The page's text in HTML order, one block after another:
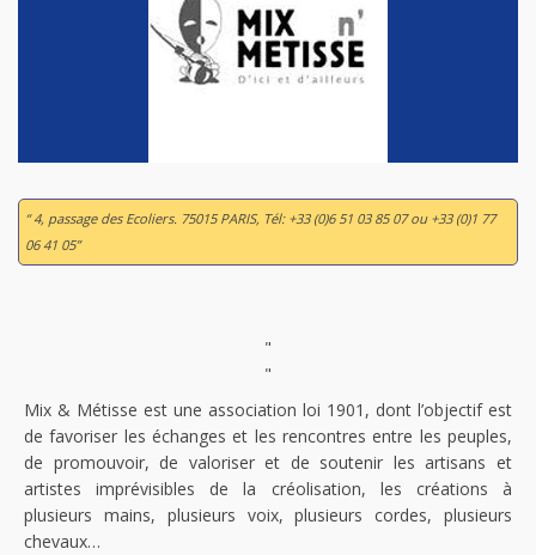
“ 4, passage des Ecoliers. 75015 PARIS, Tél: +33 (0)6 51 03 85 07 ou +33 (0)1 77
06 41 05”
"
"
Mix & Métisse est une association loi 1901, dont l’objectif est
de favoriser les échanges et les rencontres entre les peuples,
de promouvoir, de valoriser et de soutenir les artisans et
artistes imprévisibles de la créolisation, les créations à
plusieurs mains, plusieurs voix, plusieurs cordes, plusieurs
chevaux…